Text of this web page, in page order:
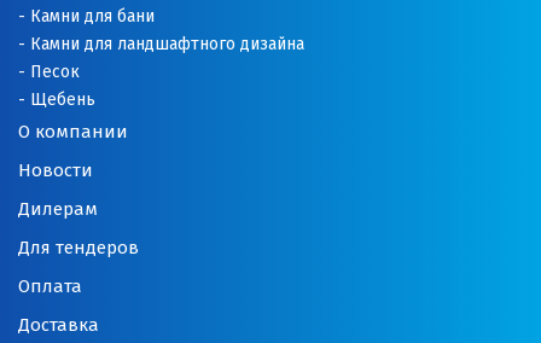
О компании
Новости
Дилерам
Для тендеров
Оплата
Доставка
Камни для бани
Камни для ландшафтного дизайна
Песок
Щебень